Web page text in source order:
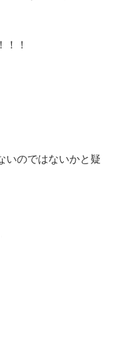
！
いのではないかと疑